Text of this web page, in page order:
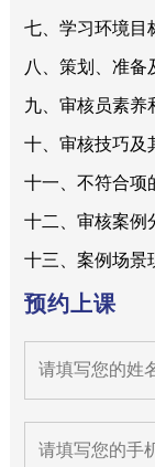
七、学习环境目
八、策划、准备
九、审核员素养
十、审核技巧及
十一、不符合项
十二、审核案例
十三、案例场景
预约上课